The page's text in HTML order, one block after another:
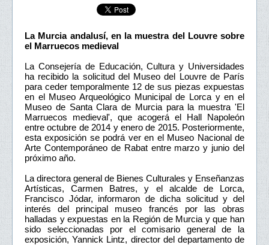
La Murcia andalusí, en la muestra del Louvre sobre
el Marruecos medieval
La Consejería de Educación, Cultura y Universidades
ha recibido la solicitud del Museo del Louvre de París
para ceder temporalmente 12 de sus piezas expuestas
en el Museo Arqueológico Municipal de Lorca y en el
Museo de Santa Clara de Murcia para la muestra 'El
Marruecos medieval', que acogerá el Hall Napoleón
entre octubre de 2014 y enero de 2015. Posteriormente,
esta exposición se podrá ver en el Museo Nacional de
Arte Contemporáneo de Rabat entre marzo y junio del
próximo año.
La directora general de Bienes Culturales y Enseñanzas
Artísticas, Carmen Batres, y el alcalde de Lorca,
Francisco Jódar, informaron de dicha solicitud y del
interés del principal museo francés por las obras
halladas y expuestas en la Región de Murcia y que han
sido seleccionadas por el comisario general de la
exposición, Yannick Lintz, director del departamento de